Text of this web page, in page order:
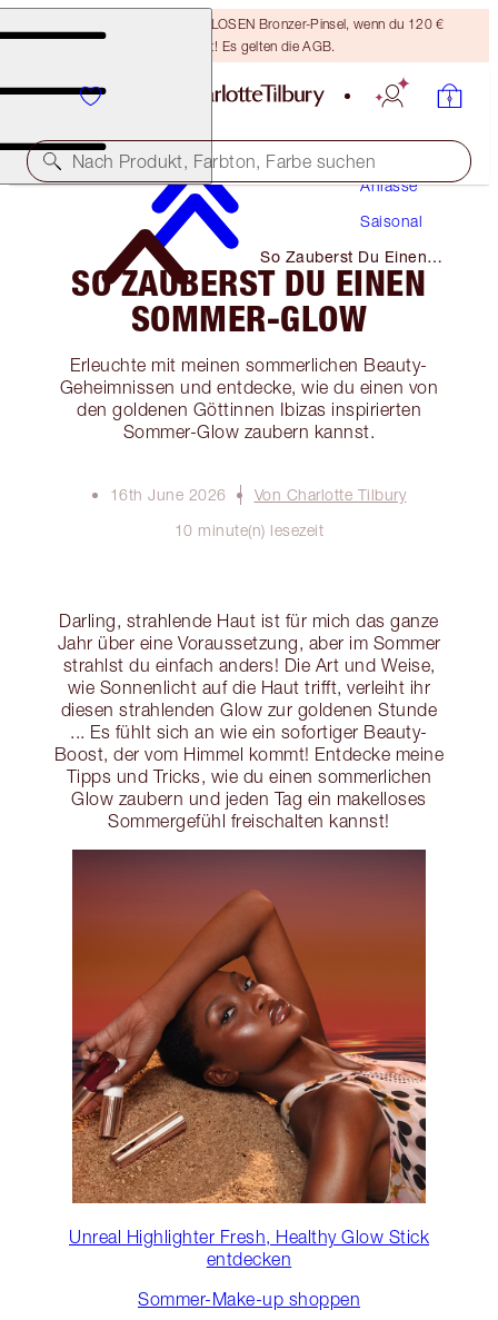
Sichere dir einen KOSTENLOSEN Bronzer-Pinsel, wenn du 120 €
ausgibst! Es gelten die AGB.
Nach Produkt, Farbton, Farbe suchen
Anlässe
Saisonal
So Zauberst Du Einen
Sommer-Glow
SO ZAUBERST DU EINEN
SOMMER-GLOW
Erleuchte mit meinen sommerlichen Beauty-
Geheimnissen und entdecke, wie du einen von
den goldenen Göttinnen Ibizas inspirierten
Sommer-Glow zaubern kannst.
16th June 2026
Von Charlotte Tilbury
10 minute(n) lesezeit
Darling, strahlende Haut ist für mich das ganze
Jahr über eine Voraussetzung, aber im Sommer
strahlst du einfach anders! Die Art und Weise,
wie Sonnenlicht auf die Haut trifft, verleiht ihr
diesen strahlenden Glow zur goldenen Stunde
... Es fühlt sich an wie ein sofortiger Beauty-
Boost, der vom Himmel kommt! Entdecke meine
Tipps und Tricks, wie du einen sommerlichen
Glow zaubern und jeden Tag ein makelloses
Sommergefühl freischalten kannst!
Unreal Highlighter Fresh, Healthy Glow Stick
entdecken
Sommer-Make-up shoppen